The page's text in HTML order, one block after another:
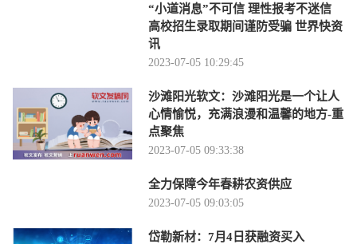
“小道消息”不可信 理性报考不迷信
高校招生录取期间谨防受骗 世界快资
讯
2023-07-05 10:29:45
沙滩阳光软文：沙滩阳光是一个让人
心情愉悦，充满浪漫和温馨的地方-重
点聚焦
2023-07-05 09:33:38
全力保障今年春耕农资供应
2023-07-05 09:03:05
岱勒新材：7月4日获融资买入